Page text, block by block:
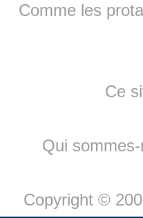
Comme les
Ce
Qui
Copyright ©